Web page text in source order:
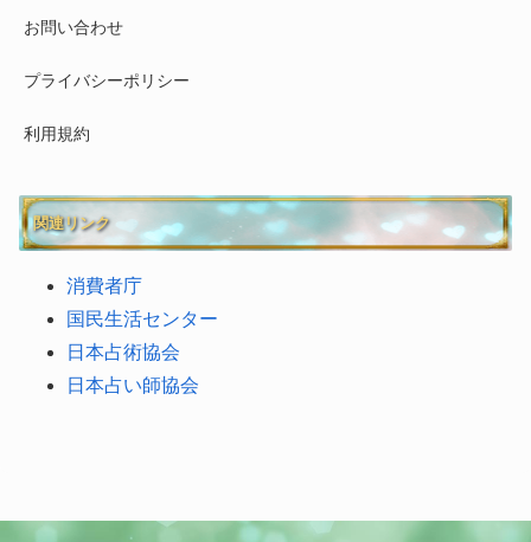
お問い合わせ
プライバシーポリシー
利用規約
関連リンク
消費者庁
国民生活センター
日本占術協会
日本占い師協会